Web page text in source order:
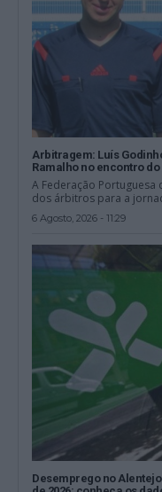
Arbitragem: Luís
Ramalho no encontro
A Federação Portuguesa
dos árbitros para a
6 Agosto, 2026 - 11:29
Desemprego no